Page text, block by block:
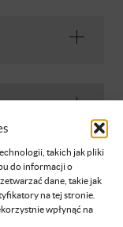
takich jak pliki
do informacji o
dane, takie jak
na tej stronie.
wpłynąć na
kryteriów.